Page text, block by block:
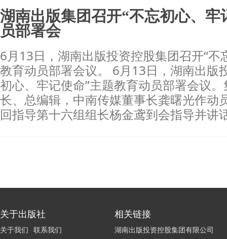
湖南出版集团召开“不忘初心、牢
员部署会
6月13日，湖南出版投资控股集团召开“不
教育动员部署会议。 6月13日，湖南出版
初心、牢记使命”主题教育动员部署会议
长、总编辑，中南传媒董事长龚曙光作动
回指导第十六组组长杨金鸢到会指导并讲
关于出版社
关于我们 联系我们
相关链接
湖南出版投资控股集团有限公司